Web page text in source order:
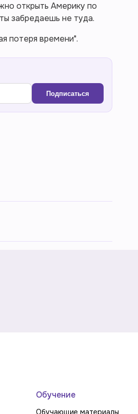
открыть Америку по
забредаешь не туда.
потеря времени".
Подписаться
Обучение
Обучающие материалы